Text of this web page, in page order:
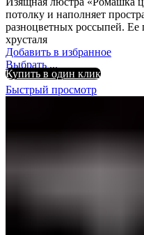
потолку и наполняет
разноцветных россыпей.
хрусталя
Добавить в избранное
Выбрать ...
Купить в один клик
Быстрый просмотр